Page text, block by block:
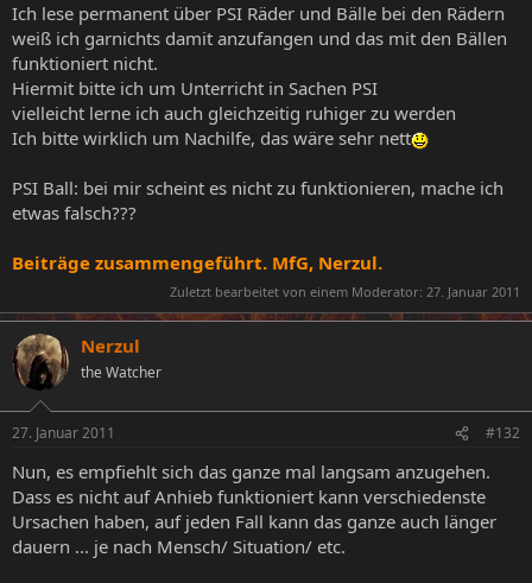
Ich lese permanent über PSI Räder und Bälle bei den Rädern
weiß ich garnichts damit anzufangen und das mit den Bällen
funktioniert nicht.
Hiermit bitte ich um Unterricht in Sachen PSI
vielleicht lerne ich auch gleichzeitig ruhiger zu werden
Ich bitte wirklich um Nachilfe, das wäre sehr nett
PSI Ball: bei mir scheint es nicht zu funktionieren, mache ich
etwas falsch???
Beiträge zusammengeführt. MfG, Nerzul.
Zuletzt bearbeitet von einem Moderator: 27. Januar 2011
Nerzul
the Watcher
27. Januar 2011 #132
Nun, es empfiehlt sich das ganze mal langsam anzugehen.
Dass es nicht auf Anhieb funktioniert kann verschiedenste
Ursachen haben, auf jeden Fall kann das ganze auch länger
dauern ... je nach Mensch/ Situation/ etc.